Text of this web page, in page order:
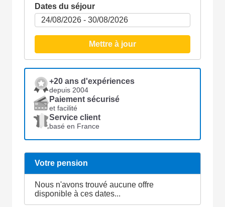
Dates du séjour
Mettre à jour
+20 ans d'expériences
depuis 2004
Paiement sécurisé
et facilité
Service client
basé en France
Votre pension
Nous n'avons trouvé aucune offre
disponible à ces dates...